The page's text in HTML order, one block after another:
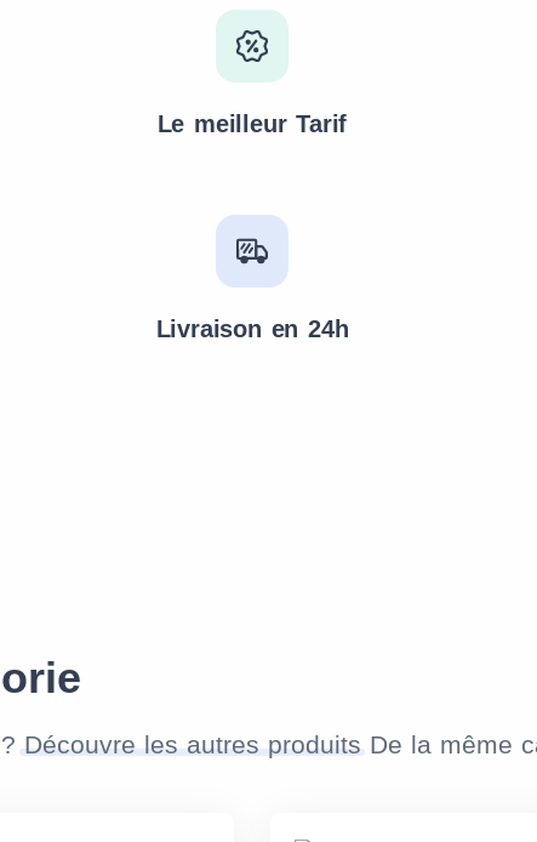
Le meilleur Tarif
Livraison en 24h
?Découvre les autres produitsDe la même